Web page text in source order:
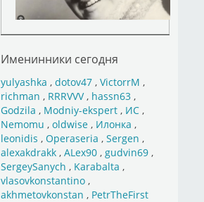
Именинники сегодня
yulyashka , dotov47, VictorrM ,
richman , RRRVVV, hassn63,
Godzila , Modniy-ekspert, ИС,
Nemomu , oldwise, Илонка ,
leonidis , Operaseria , Sergen ,
alexakdrakk, ALex90, gudvin69,
SergeySanych , Karabalta ,
vlasovkonstantino,
akhmetovkonstan , PetrTheFirst